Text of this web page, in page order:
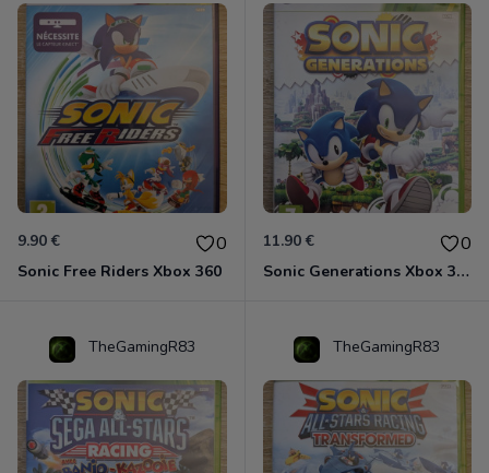
9.90 € 0
Sonic Free Riders Xbox 360
11.90 € 0
Sonic Generations Xbox 360
TheGamingR83 TheGamingR83